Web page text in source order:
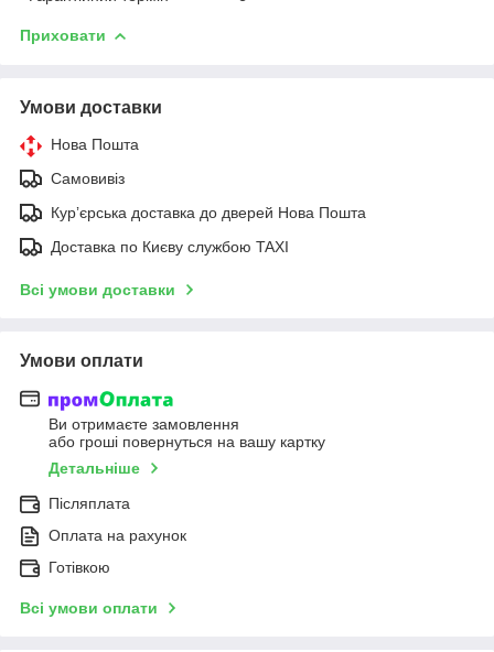
Приховати
Умови доставки
Нова Пошта
Самовивіз
Курʼєрська доставка до дверей Нова Пошта
Доставка по Києву службою TAXI
Всі умови доставки
Умови оплати
Ви отримаєте замовлення
або гроші повернуться на вашу картку
Детальніше
Післяплата
Оплата на рахунок
Готівкою
Всі умови оплати